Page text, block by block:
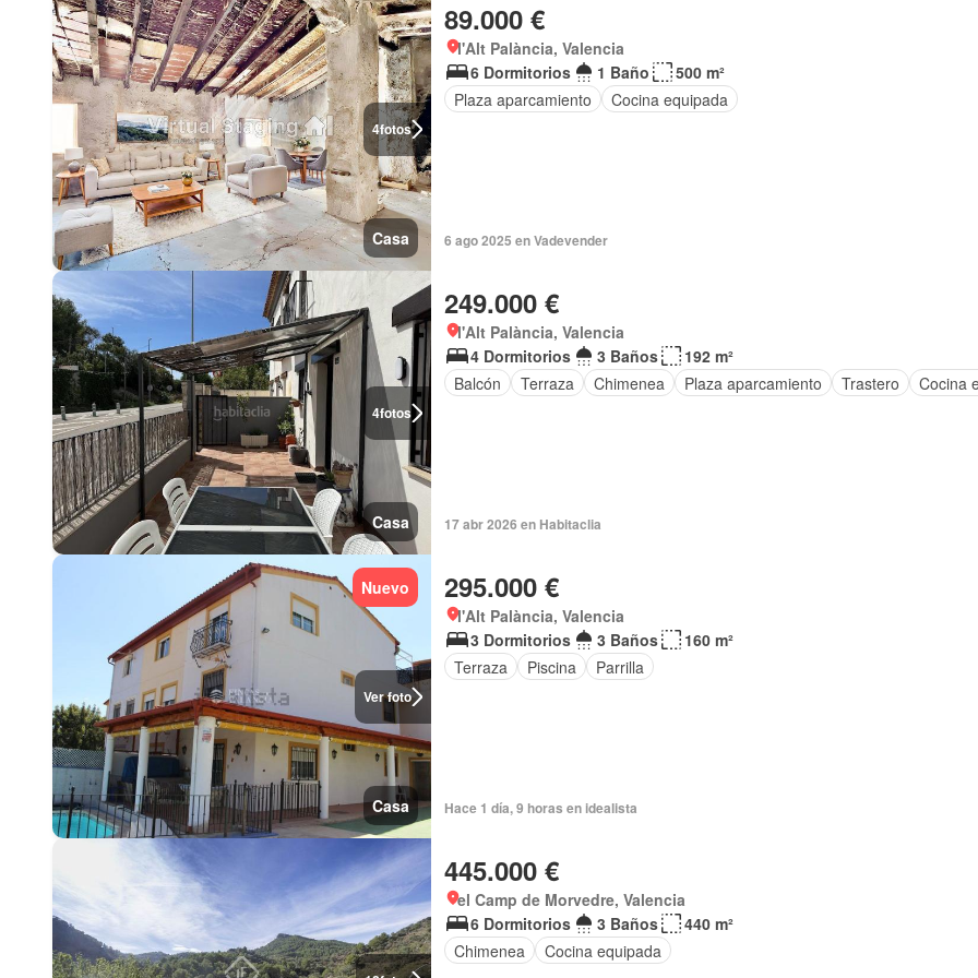
4fotos
Casa
89.000 €
l'Alt Palància, Valencia
6 Dormitorios
1 Baño
500 m²
Plaza aparcamiento
Cocina equipada
6 ago 2025 en Vadevender
4fotos
Casa
249.000 €
l'Alt Palància, Valencia
4 Dormitorios
3 Baños
192 m²
Balcón
Terraza Chimenea Plaza aparcamiento Trastero Cocina
17 abr 2026 en Habitaclia
Ver foto
Nuevo
Casa
295.000 €
l'Alt Palància, Valencia
3 Dormitorios
3 Baños
160 m²
Terraza
Piscina Parrilla
Hace 1 día, 9 horas en idealista
445.000 €
el Camp de Morvedre, Valencia
6 Dormitorios
3 Baños
440 m²
Chimenea
Cocina equipada